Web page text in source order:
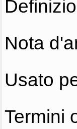
Nota
Usato
Termini